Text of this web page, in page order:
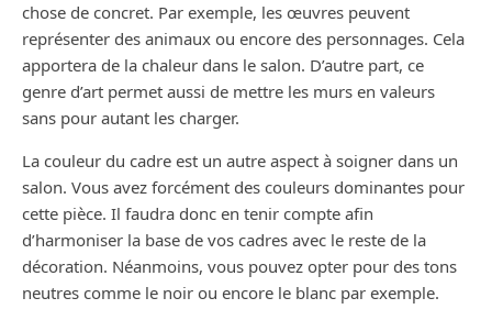
chose de concret. Par exemple, les œuvres peuvent
représenter des animaux ou encore des personnages. Cela
apportera de la chaleur dans le salon. D’autre part, ce
genre d’art permet aussi de mettre les murs en valeurs
sans pour autant les charger.
La couleur du cadre est un autre aspect à soigner dans un
salon. Vous avez forcément des couleurs dominantes pour
cette pièce. Il faudra donc en tenir compte afin
d’harmoniser la base de vos cadres avec le reste de la
décoration. Néanmoins, vous pouvez opter pour des tons
neutres comme le noir ou encore le blanc par exemple.